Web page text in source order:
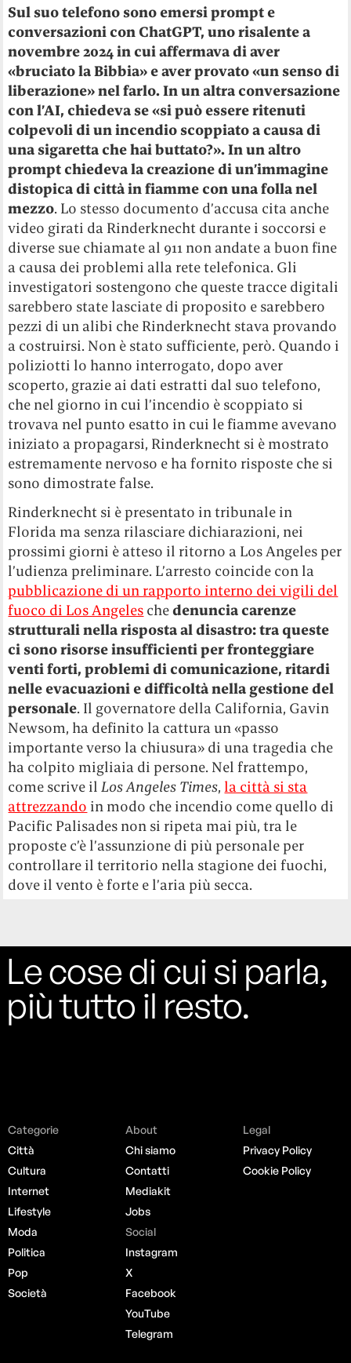
Sul suo telefono sono emersi prompt e
conversazioni con ChatGPT, uno risalente a
novembre 2024 in cui affermava di aver
«bruciato la Bibbia» e aver provato «un senso di
liberazione» nel farlo. In un altra conversazione
con l’AI, chiedeva se «si può essere ritenuti
colpevoli di un incendio scoppiato a causa di
una sigaretta che hai buttato?». In un altro
prompt chiedeva la creazione di un’immagine
distopica di città in fiamme con una folla nel
mezzo. Lo stesso documento d’accusa cita anche
video girati da Rinderknecht durante i soccorsi e
diverse sue chiamate al 911 non andate a buon fine
a causa dei problemi alla rete telefonica. Gli
investigatori sostengono che queste tracce digitali
sarebbero state lasciate di proposito e sarebbero
pezzi di un alibi che Rinderknecht stava provando
a costruirsi. Non è stato sufficiente, però. Quando i
poliziotti lo hanno interrogato, dopo aver
scoperto, grazie ai dati estratti dal suo telefono,
che nel giorno in cui l’incendio è scoppiato si
trovava nel punto esatto in cui le fiamme avevano
iniziato a propagarsi, Rinderknecht si è mostrato
estremamente nervoso e ha fornito risposte che si
sono dimostrate false.
Rinderknecht si è presentato in tribunale in
Florida ma senza rilasciare dichiarazioni, nei
prossimi giorni è atteso il ritorno a Los Angeles per
l’udienza preliminare. L’arresto coincide con la
pubblicazione di un rapporto interno dei vigili del
fuoco di Los Angeles chedenuncia carenze
strutturali nella risposta al disastro: tra queste
ci sono risorse insufficienti per fronteggiare
venti forti, problemi di comunicazione, ritardi
nelle evacuazioni e difficoltà nella gestione del
personale. Il governatore della California, Gavin
Newsom, ha definito la cattura un «passo
importante verso la chiusura» di una tragedia che
ha colpito migliaia di persone. Nel frattempo,
come scrive ilLos Angeles Times, la città si sta
attrezzando in modo che incendio come quello di
Pacific Palisades non si ripeta mai più, tra le
proposte c’è l’assunzione di più personale per
controllare il territorio nella stagione dei fuochi,
dove il vento è forte e l’aria più secca.
Le cose di cui si parla,
più tutto il resto.
Categorie
Città
Cultura
Internet
Lifestyle
Moda
Politica
Pop
Società
About
Chi siamo
Contatti
Mediakit
Jobs
Social
Instagram
X
Facebook
YouTube
Telegram
Legal
Privacy Policy
Cookie Policy